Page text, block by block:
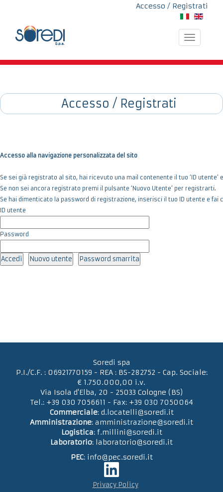
Accesso / Registrati
Toggle
Accesso / Registrati
Accesso alla navigazione personalizzata del sito
Se sei già registrato al sito, hai ricevuto una mail contenente il tuo ‘ID
Se non sei ancora registrato premi il pulsante ‘Nuovo Utente’ per registrarti.
Se hai dimenticato la password di registrazione, inserisci il tuo ID utente e
ID utente
Password
Soredi spa
P.I./C.F. : 06921770159 - REA : BS-282752 - Cap. Sociale:
€ 1.750.000,00 i.v.
Via Isola d'Elba, 20 - 25033 Cologne (BS)
Tel.: +39 030 7056611 - Fax: +39 030 7050064
Commerciale: d.locatelli@soredi.it
Amministrazione: amministrazione@soredi.it
Logistica: f.millini@soredi.it
Laboratorio: laboratorio@soredi.it
PEC: info@pec.soredi.it
Privacy Policy